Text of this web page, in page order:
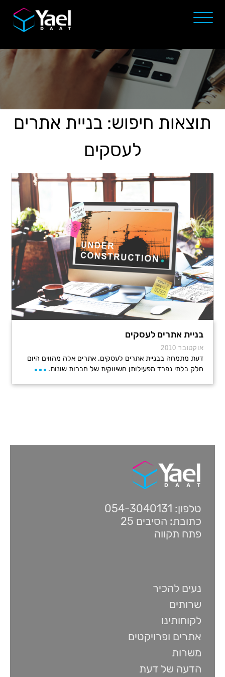
תוצאות חיפוש: בניית אתרים
לעסקים
בניית אתרים לעסקים
אוקטובר 2010
דעת מתמחה בבניית אתרים לעסקים. אתרים אלה מהווים היום
חלק בלתי נפרד מפעילותן השיווקית של חברות שונות.
טלפון: 054-3040131
כתובת: הסיבים 25
פתח תקווה
נעים להכיר
שרותים
לקוחותינו
אתרים ופרויקטים
משרות
הדעה של דעת